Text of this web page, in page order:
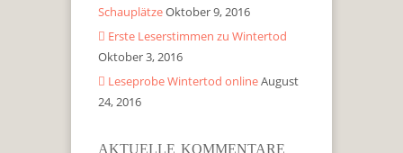
SchauplätzeOktober 9, 2016
Erste Leserstimmen zu Wintertod
Oktober 3, 2016
Leseprobe Wintertod onlineAugust
24, 2016
AKTUELLE KOMMENTARE